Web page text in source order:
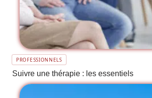
PROFESSIONNELS
Suivre une thérapie : les essentiels